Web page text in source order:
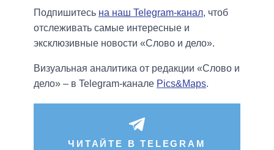
Подпишитесь на наш Telegram-канал, чтоб
отслеживать самые интересные и
эксклюзивные новости «Слово и дело».
Визуальная аналитика от редакции «Слово и
дело» – в Telegram-канале Pics&Maps.
ЧИТАЙТЕ В TELEGRAM